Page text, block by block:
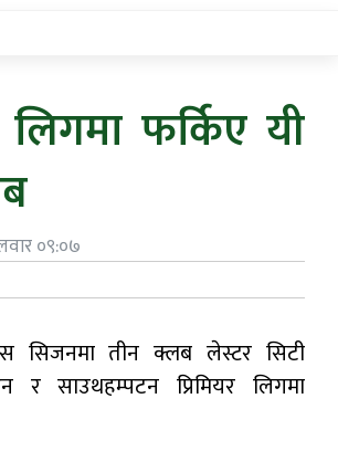
लिगमा फर्किए यी
०९:०७
सिजनमा तीन क्लब लेस्टर सिटी
र साउथहम्पटन प्रिमियर लिगमा